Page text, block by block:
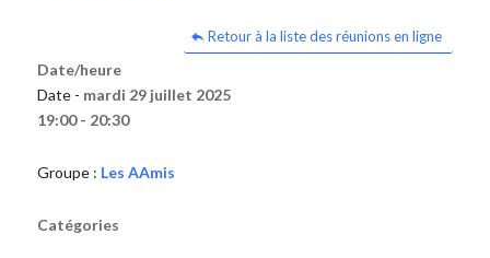
Retour à la liste des réunions en ligne
Date/heure
Date - mardi 29 juillet 2025
19:00 - 20:30
Groupe : Les AAmis
Catégories